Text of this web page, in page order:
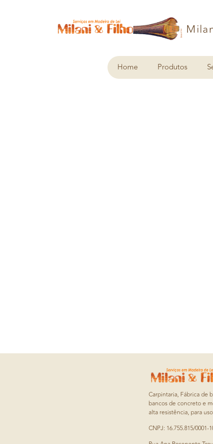
Home Produtos
Carpintaria, Fábrica de
bancos de concreto e
alta resistência, para
CNPJ: 16.755.815/0001-